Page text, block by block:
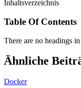
Inhaltsverzeichnis
Table Of Contents
There are no headings
Ähnliche
Docker